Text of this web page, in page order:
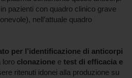
pazienti con quadro clinico grave
nell’attuale quadro
per l’identificazione di anticorpi
loro clonazione e test di efficacia e
ritenuti idonei alla produzione su